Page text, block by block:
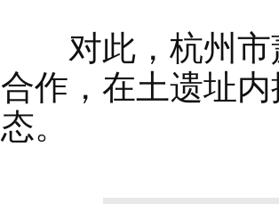
对此，杭州市
合作，在土遗址
态。